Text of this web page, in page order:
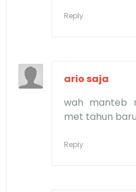
Reply
ario saja
wah manteb
met tahun baru
Reply